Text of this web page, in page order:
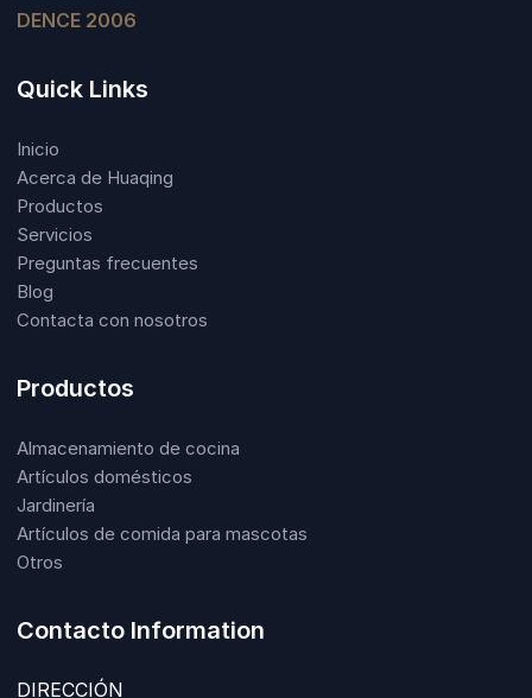
DENCE 2006
Quick Links
Inicio
Acerca de Huaqing
Productos
Servicios
Preguntas frecuentes
Blog
Contacta con nosotros
Productos
Almacenamiento de cocina
Artículos domésticos
Jardinería
Artículos de comida para mascotas
Otros
Contacto Information
DIRECCIÓN